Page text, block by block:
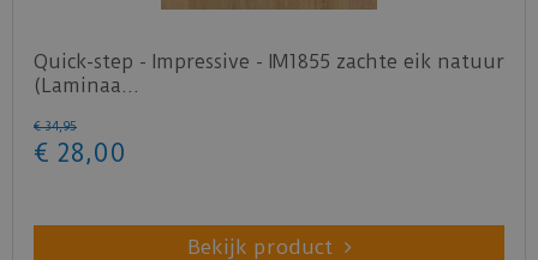
Quick-step - Impressive - IM1855 zachte eik natuur
(Laminaa…
€ 34,95
€ 28,00
Bekijk product